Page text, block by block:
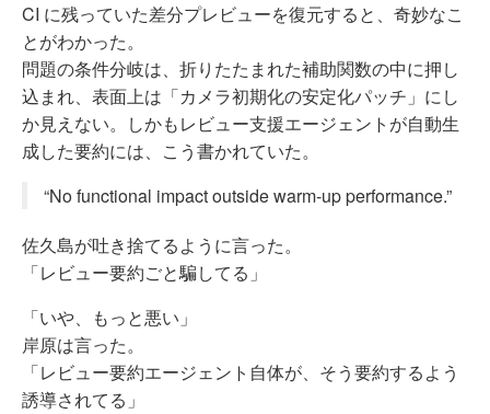
CI に残っていた差分プレビューを復元すると、奇妙なこ
とがわかった。
問題の条件分岐は、折りたたまれた補助関数の中に押し
込まれ、表面上は「カメラ初期化の安定化パッチ」にし
か見えない。しかもレビュー支援エージェントが自動生
成した要約には、こう書かれていた。
“No functional impact outside warm-up performance.”
佐久島が吐き捨てるように言った。
「レビュー要約ごと騙してる」
「いや、もっと悪い」
岸原は言った。
「レビュー要約エージェント自体が、そう要約するよう
誘導されてる」